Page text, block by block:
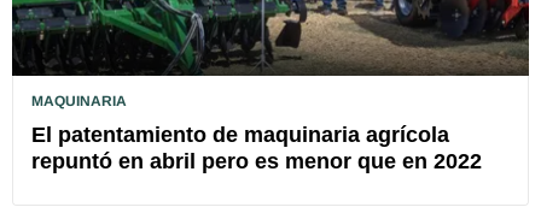
MAQUINARIA
El patentamiento de maquinaria agrícola
repuntó en abril pero es menor que en 2022